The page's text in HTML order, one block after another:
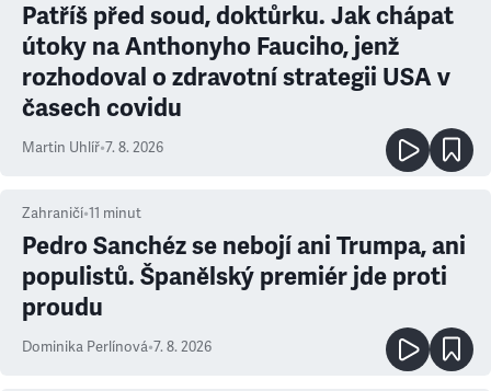
Patříš před soud, doktůrku. Jak chápat
útoky na Anthonyho Fauciho, jenž
rozhodoval o zdravotní strategii USA v
časech covidu
Martin Uhlíř•7. 8. 2026
Zahraničí•11 minut
Pedro Sanchéz se nebojí ani Trumpa, ani
populistů. Španělský premiér jde proti
proudu
Dominika Perlínová•7. 8. 2026